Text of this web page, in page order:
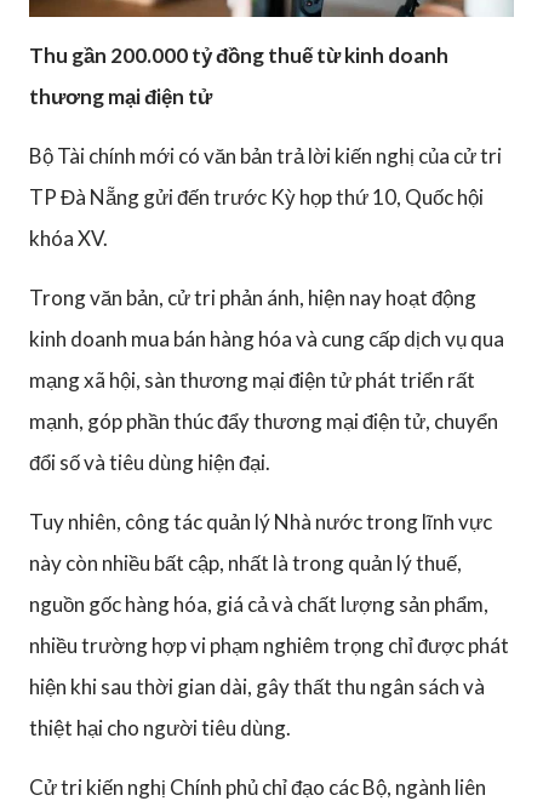
Thu gần 200.000 tỷ đồng thuế từ kinh doanh
thương mại điện tử
Bộ Tài chính mới có văn bản trả lời kiến nghị của cử tri
TP Đà Nẵng gửi đến trước Kỳ họp thứ 10, Quốc hội
khóa XV.
Trong văn bản, cử tri phản ánh, hiện nay hoạt động
kinh doanh mua bán hàng hóa và cung cấp dịch vụ qua
mạng xã hội, sàn thương mại điện tử phát triển rất
mạnh, góp phần thúc đẩy thương mại điện tử, chuyển
đổi số và tiêu dùng hiện đại.
Tuy nhiên, công tác quản lý Nhà nước trong lĩnh vực
này còn nhiều bất cập, nhất là trong quản lý thuế,
nguồn gốc hàng hóa, giá cả và chất lượng sản phẩm,
nhiều trường hợp vi phạm nghiêm trọng chỉ được phát
hiện khi sau thời gian dài, gây thất thu ngân sách và
thiệt hại cho người tiêu dùng.
Cử tri kiến nghị Chính phủ chỉ đạo các Bộ, ngành liên